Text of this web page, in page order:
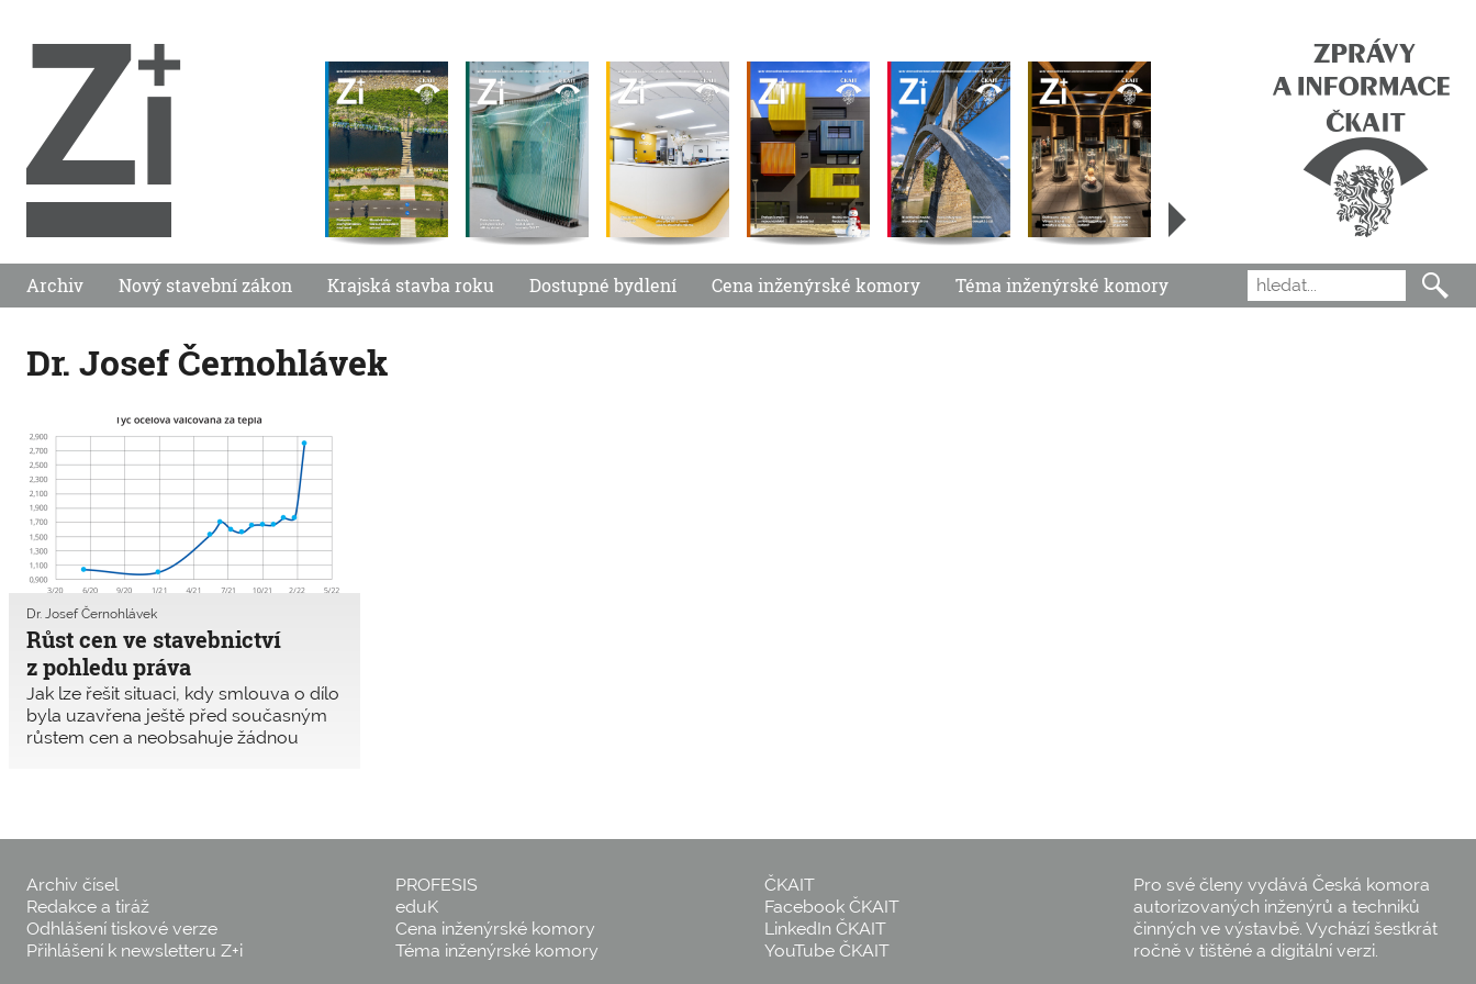
Archiv Nový stavební zákon Krajská stavba roku Dostupné bydlení Cena inženýrské komory Téma inženýrské komory
Dr. Josef Černohlávek
Růst cen ve stavebnictví
z pohledu práva
Dr. Josef Černohlávek
Jak lze řešit situaci, kdy smlouva o dílo
byla uzavřena ještě před současným
růstem cen a neobsahuje žádnou
zvýšení ceny stavby?
Archiv čísel
Redakce a tiráž
Odhlášení tiskové verze
Přihlášení k newsletteru Z+i
PROFESIS
eduK
Cena inženýrské komory
Téma inženýrské komory
ČKAIT
Facebook ČKAIT
LinkedIn ČKAIT
YouTube ČKAIT
Pro své členy vydává Česká komora
autorizovaných inženýrů a techniků
činných ve výstavbě. Vychází šestkrát
ročně v tištěné a digitální verzi.